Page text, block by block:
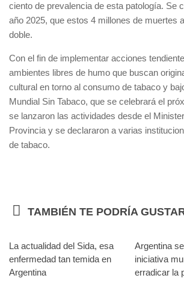
ciento de prevalencia de esta patología. Se
año 2025, que estos 4 millones de muertes
doble.
Con el fin de implementar acciones
ambientes libres de humo que buscan
cultural en torno al consumo de tabaco y
Mundial Sin Tabaco, que se celebrará el
se lanzaron las actividades desde el
Provincia y se declararon a varias
de tabaco.
TAMBIÉN TE PODRÍA
La actualidad del Sida, esa
enfermedad tan temida en
Argentina
Argentina
iniciativa
erradicar la